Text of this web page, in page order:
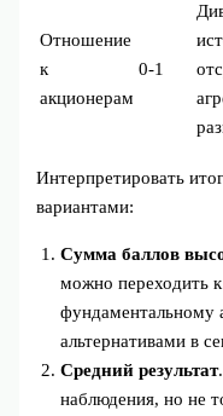
Отношение
к
акционерам
0-1
Интерпретировать
вариантами:
Сумма баллов
можно переходить
фундаментальному
альтернативами в
Средний результат
наблюдения, но не